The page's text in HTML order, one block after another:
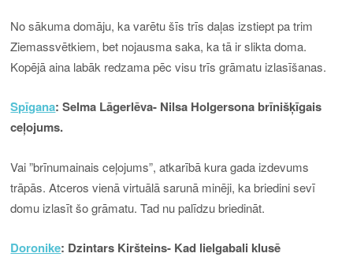
No sākuma domāju, ka varētu šīs trīs daļas izstiept pa trim
Ziemassvētkiem, bet nojausma saka, ka tā ir slikta doma.
Kopējā aina labāk redzama pēc visu trīs grāmatu izlasīšanas.
Spīgana: Selma Lāgerlēva- Nilsa Holgersona brīnišķīgais
ceļojums.
Vai ”brīnumainais ceļojums”, atkarībā kura gada izdevums
trāpās. Atceros vienā virtuālā sarunā minēji, ka briedini sevī
domu izlasīt šo grāmatu. Tad nu palīdzu briedināt.
Doronike: Dzintars Kiršteins- Kad lielgabali klusē